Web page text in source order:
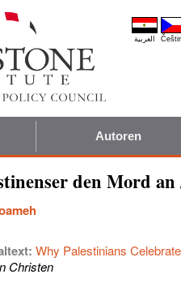
العربية
Autoren
den Mord
Why Palestinians
Christen